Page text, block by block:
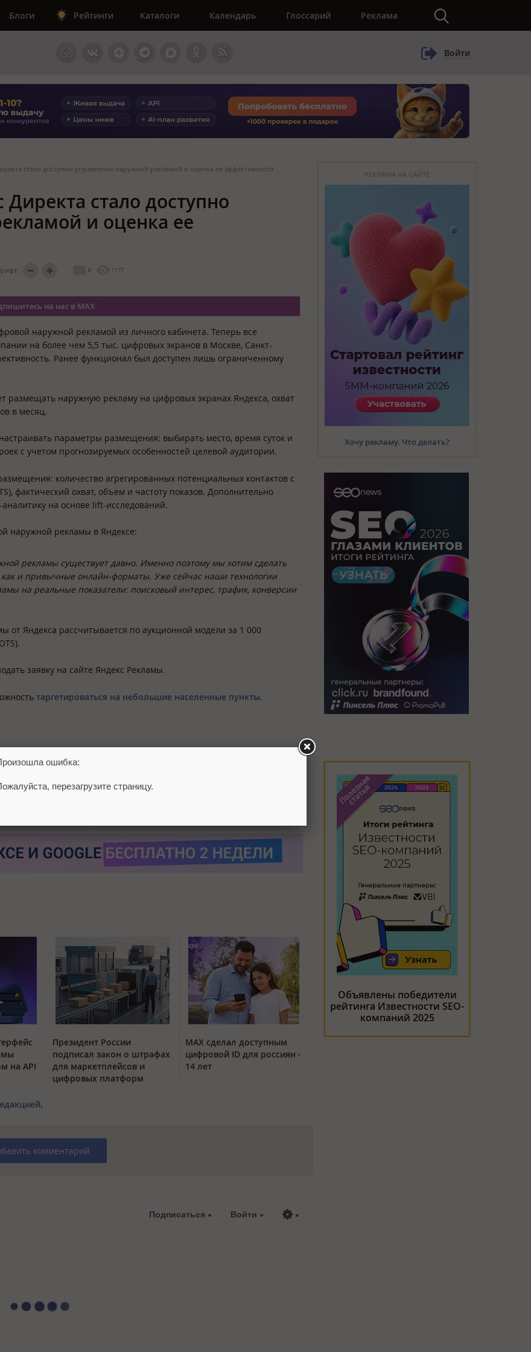
Блоги Рейтинги Каталоги Календарь Глоссарий Реклама
Войти
стало доступно управление наружной рекламой и оценка ее эффективности
стало доступно
и оценка ее
0 1177
на нас в MAX
наружной рекламой из личного кабинета. Теперь все
на более чем 5,5 тыс. цифровых экранов в Москве, Санкт-
Ранее функционал был доступен лишь ограниченному
размещать наружную рекламу на цифровых экранах Яндекса, охват
в месяц.
параметры размещения: выбирать место, время суток и
с учетом прогнозируемых особенностей целевой аудитории.
количество агрегированных потенциальных контактов с
фактический охват, объем и частоту показов. Дополнительно
на основе lift-исследований.
наружной рекламы в Яндексе:
рекламы существует давно. Именно поэтому мы хотим сделать
и привычные онлайн-форматы. Уже сейчас наши технологии
на реальные показатели: поисковый интерес, трафик, конверсии
Яндекса рассчитывается по аукционной модели за 1 000
заявку на сайте Яндекс Рекламы.
таргетироваться на небольшие населенные пункты.
наружная реклама
на API
Президент России
подписал закон о штрафах
для маркетплейсов и
цифровых платформ
MAX сделал доступным
цифровой ID для россиян с
14 лет
.
комментарий
Подписаться Войти
РЕКЛАМА НА САЙТЕ
Хочу рекламу. Что делать?
Объявлены победители
рейтинга Известности SEO-
компаний 2025
ошибка:
перезагрузите страницу.